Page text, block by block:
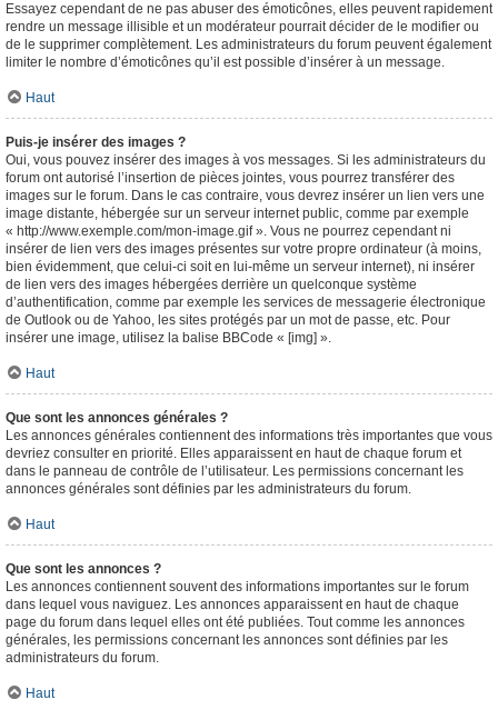
Essayez cependant de ne pas abuser des émoticônes, elles peuvent rapidement
rendre un message illisible et un modérateur pourrait décider de le modifier ou
de le supprimer complètement. Les administrateurs du forum peuvent également
limiter le nombre d’émoticônes qu’il est possible d’insérer à un message.
Haut
Puis-je insérer des images ?
Oui, vous pouvez insérer des images à vos messages. Si les administrateurs du
forum ont autorisé l’insertion de pièces jointes, vous pourrez transférer des
images sur le forum. Dans le cas contraire, vous devrez insérer un lien vers une
image distante, hébergée sur un serveur internet public, comme par exemple
« http://www.exemple.com/mon-image.gif ». Vous ne pourrez cependant ni
insérer de lien vers des images présentes sur votre propre ordinateur (à moins,
bien évidemment, que celui-ci soit en lui-même un serveur internet), ni insérer
de lien vers des images hébergées derrière un quelconque système
d’authentification, comme par exemple les services de messagerie électronique
de Outlook ou de Yahoo, les sites protégés par un mot de passe, etc. Pour
insérer une image, utilisez la balise BBCode « [img] ».
Haut
Que sont les annonces générales ?
Les annonces générales contiennent des informations très importantes que vous
devriez consulter en priorité. Elles apparaissent en haut de chaque forum et
dans le panneau de contrôle de l’utilisateur. Les permissions concernant les
annonces générales sont définies par les administrateurs du forum.
Haut
Que sont les annonces ?
Les annonces contiennent souvent des informations importantes sur le forum
dans lequel vous naviguez. Les annonces apparaissent en haut de chaque
page du forum dans lequel elles ont été publiées. Tout comme les annonces
générales, les permissions concernant les annonces sont définies par les
administrateurs du forum.
Haut